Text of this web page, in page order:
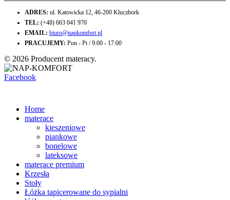
ADRES: ul. Katowicka 12, 46-200 Kluczbork
TEL: (+48) 663 041 970
EMAIL: biuro@napkomfort.pl
PRACUJEMY: Pon - Pt / 9:00 - 17:00
© 2026 Producent materacy.
Facebook
Home
materace
kieszeniowe
piankowe
bonelowe
lateksowe
materace premium
Krzesła
Stoły
Łóżka tapicerowane do sypialni